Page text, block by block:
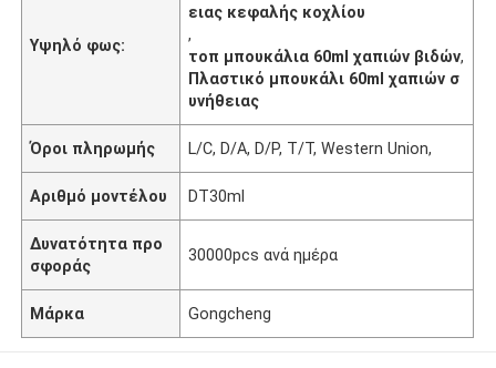
Υψηλό φως:
ειας κεφαλής κοχλίου
,
τοπ μπουκάλια 60ml χαπιών βιδών,
Πλαστικό μπουκάλι 60ml χαπιών σ
υνήθειας
Όροι πληρωμής L/C, D/A, D/P, T/T, Western Union,
Αριθμό μοντέλου DT30ml
Δυνατότητα προ
σφοράς
30000pcs ανά ημέρα
Μάρκα Gongcheng